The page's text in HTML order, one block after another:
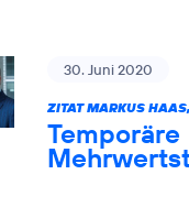
30. Juni 2020
ZITAT MARKUS
Temporäre